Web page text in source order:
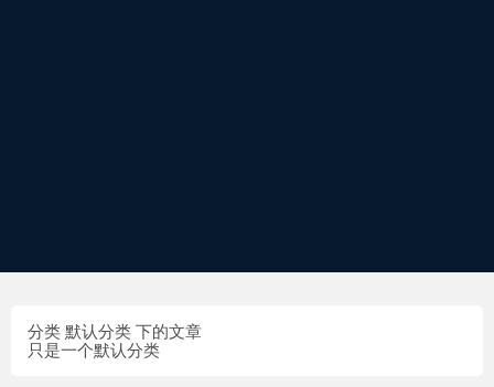
分类 默认分类 下的文章
只是一个默认分类